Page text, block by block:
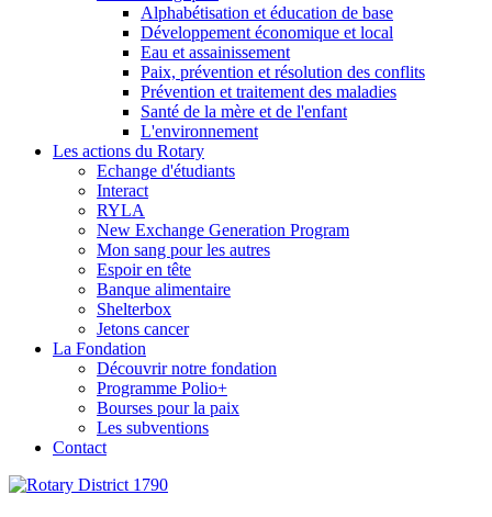
Alphabétisation et éducation de base
Développement économique et local
Eau et assainissement
Paix, prévention et résolution des conflits
Prévention et traitement des maladies
Santé de la mère et de l'enfant
L'environnement
Les actions du Rotary
Echange d'étudiants
Interact
RYLA
New Exchange Generation Program
Mon sang pour les autres
Espoir en tête
Banque alimentaire
Shelterbox
Jetons cancer
La Fondation
Découvrir notre fondation
Programme Polio+
Bourses pour la paix
Les subventions
Contact